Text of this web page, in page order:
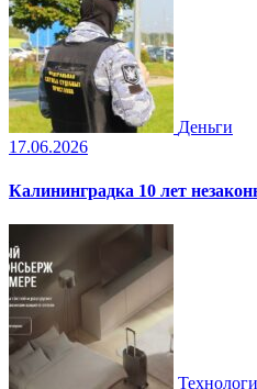
Деньги
17.06.2026
Калининградка 10 лет